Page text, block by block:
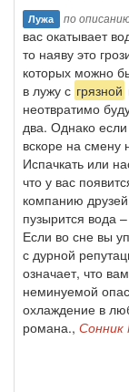
Лужа по
вас окатывает
то наяву это
которых можно
в лужу с грязной
неотвратимо
два. Однако
вскоре на смену
Испачкать или
что у вас
компанию
пузырится вода
Если во сне вы
с дурной
означает, что
неминуемой
охлаждение в
романа., Сонник